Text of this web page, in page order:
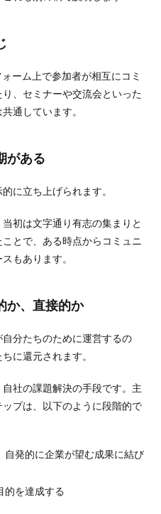
ーム上で参加者が相互にコミ
、セミナーや交流会といった
通しています。
がある
に立ち上げられます。
初は文字通り有志の集まりと
とで、ある時点からコミュニ
もあります。
か、直接的か
分たちのために運営するの
に還元されます。
社の課題解決の手段です。主
プは、以下のように段階的で
自発的に企業が望む成果に結び
的を達成する